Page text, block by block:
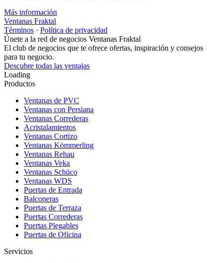
Más información
Ventanas Fraktal
Términos · Política de privacidad
Únete a la red de negocios Ventanas Fraktal
El club de negocios que te ofrece ofertas, inspiración y consejos
para tu negocio.
Descubre todas las ventajas
Loading
Productos
Ventanas de PVC
Ventanas con Persiana
Ventanas Correderas
Acristalamientos
Ventanas Cortizo
Ventanas Kömmerling
Ventanas Rehau
Ventanas Veka
Ventanas Schüco
Ventanas WDS
Puertas de Entrada
Balconeras
Puertas de Terraza
Puertas Correderas
Puertas Plegables
Puertas de Oficina
Servicios